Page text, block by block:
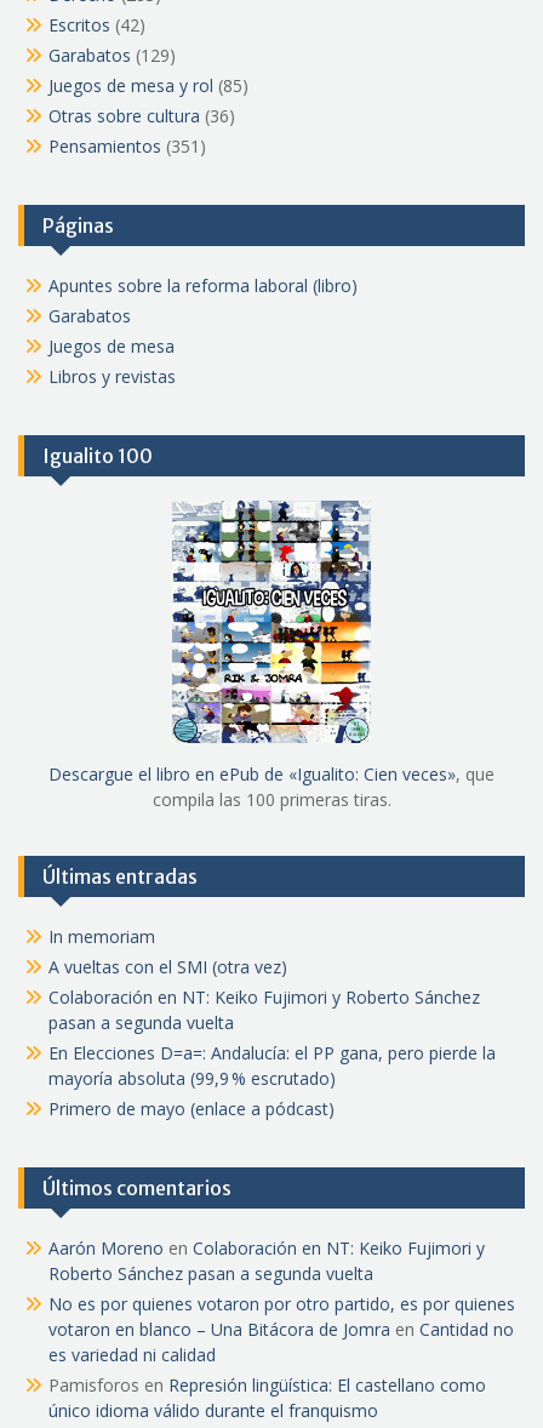
Escritos (42)
Garabatos (129)
Juegos de mesa y rol (85)
Otras sobre cultura (36)
Pensamientos (351)
Páginas
Apuntes sobre la reforma laboral (libro)
Garabatos
Juegos de mesa
Libros y revistas
Igualito 100
Descargue el libro en ePub de «Igualito: Cien veces», que
compila las 100 primeras tiras.
Últimas entradas
In memoriam
A vueltas con el SMI (otra vez)
Colaboración en NT: Keiko Fujimori y Roberto Sánchez
pasan a segunda vuelta
En Elecciones D=a=: Andalucía: el PP gana, pero pierde la
mayoría absoluta (99,9 % escrutado)
Primero de mayo (enlace a pódcast)
Últimos comentarios
Aarón Moreno en Colaboración en NT: Keiko Fujimori y
Roberto Sánchez pasan a segunda vuelta
No es por quienes votaron por otro partido, es por quienes
votaron en blanco – Una Bitácora de Jomra en Cantidad no
es variedad ni calidad
Pamisforos en Represión lingüística: El castellano como
único idioma válido durante el franquismo